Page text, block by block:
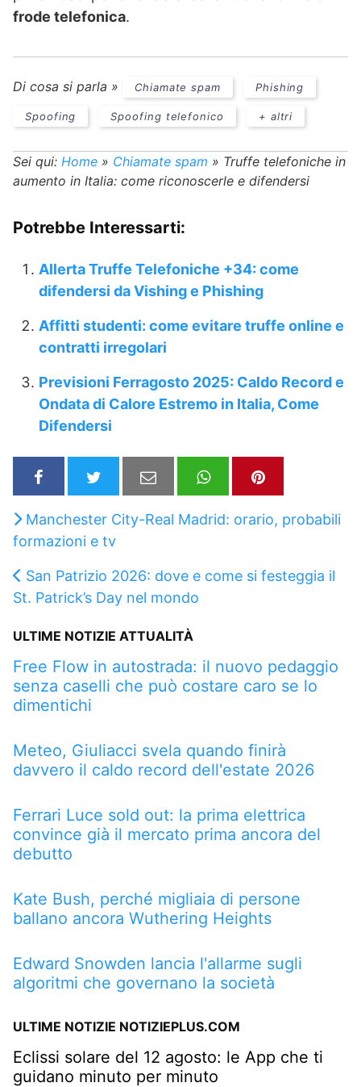
frode telefonica.
Di cosa si parla » Chiamate spam Phishing
Spoofing Spoofing telefonico + altri
Sei qui: Home » Chiamate spam » Truffe telefoniche in
aumento in Italia: come riconoscerle e difendersi
Potrebbe Interessarti:
Allerta Truffe Telefoniche +34: come
difendersi da Vishing e Phishing
Affitti studenti: come evitare truffe online e
contratti irregolari
Previsioni Ferragosto 2025: Caldo Record e
Ondata di Calore Estremo in Italia, Come
Difendersi
Manchester City-Real Madrid: orario, probabili
formazioni e tv
San Patrizio 2026: dove e come si festeggia il
St. Patrick’s Day nel mondo
ULTIME NOTIZIE ATTUALITÀ
Free Flow in autostrada: il nuovo pedaggio
senza caselli che può costare caro se lo
dimentichi
Meteo, Giuliacci svela quando finirà
davvero il caldo record dell'estate 2026
Ferrari Luce sold out: la prima elettrica
convince già il mercato prima ancora del
debutto
Kate Bush, perché migliaia di persone
ballano ancora Wuthering Heights
Edward Snowden lancia l'allarme sugli
algoritmi che governano la società
ULTIME NOTIZIE NOTIZIEPLUS.COM
Eclissi solare del 12 agosto: le App che ti
guidano minuto per minuto